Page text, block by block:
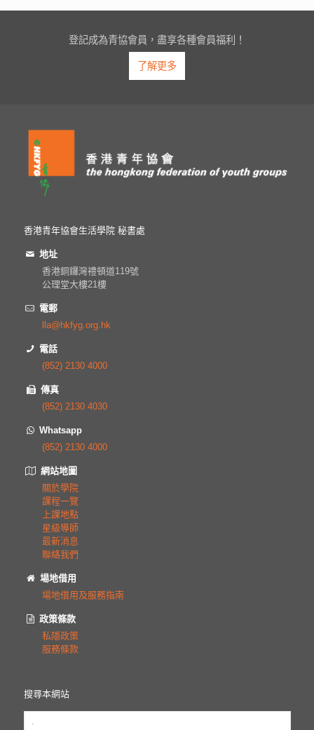
登記成為青協會員，盡享各種會員福利！
了解更多
香港青年協會生活學院 秘書處
地址
香港銅鑼灣禮頓道119號
公理堂大樓21樓
電郵
lla@hkfyg.org.hk
電話
(852) 2130 4000
傳真
(852) 2130 4030
Whatsapp
(852) 2130 4000
網站地圖
關於學院
課程一覽
上課地點
星級導師
最新消息
聯絡我們
場地借用
場地借用及服務指南
政策條款
私隱政策
服務條款
搜尋本網站